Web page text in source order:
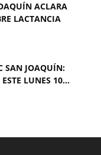
ACLARA
LACTANCIA
SAN JOAQUÍN:
LUNES 10...